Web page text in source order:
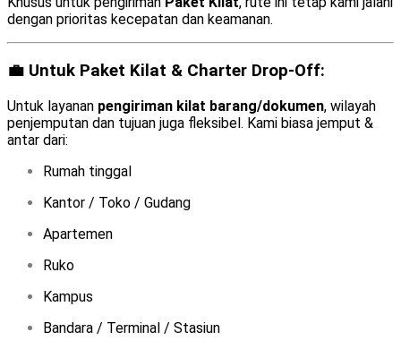
dengan prioritas kecepatan dan keamanan.
💼 Untuk Paket Kilat & Charter Drop-Off:
Untuk layanan pengiriman kilat barang/dokumen, wilayah
penjemputan dan tujuan juga fleksibel. Kami biasa jemput &
antar dari:
Rumah tinggal
Kantor / Toko / Gudang
Apartemen
Ruko
Kampus
Bandara / Terminal / Stasiun